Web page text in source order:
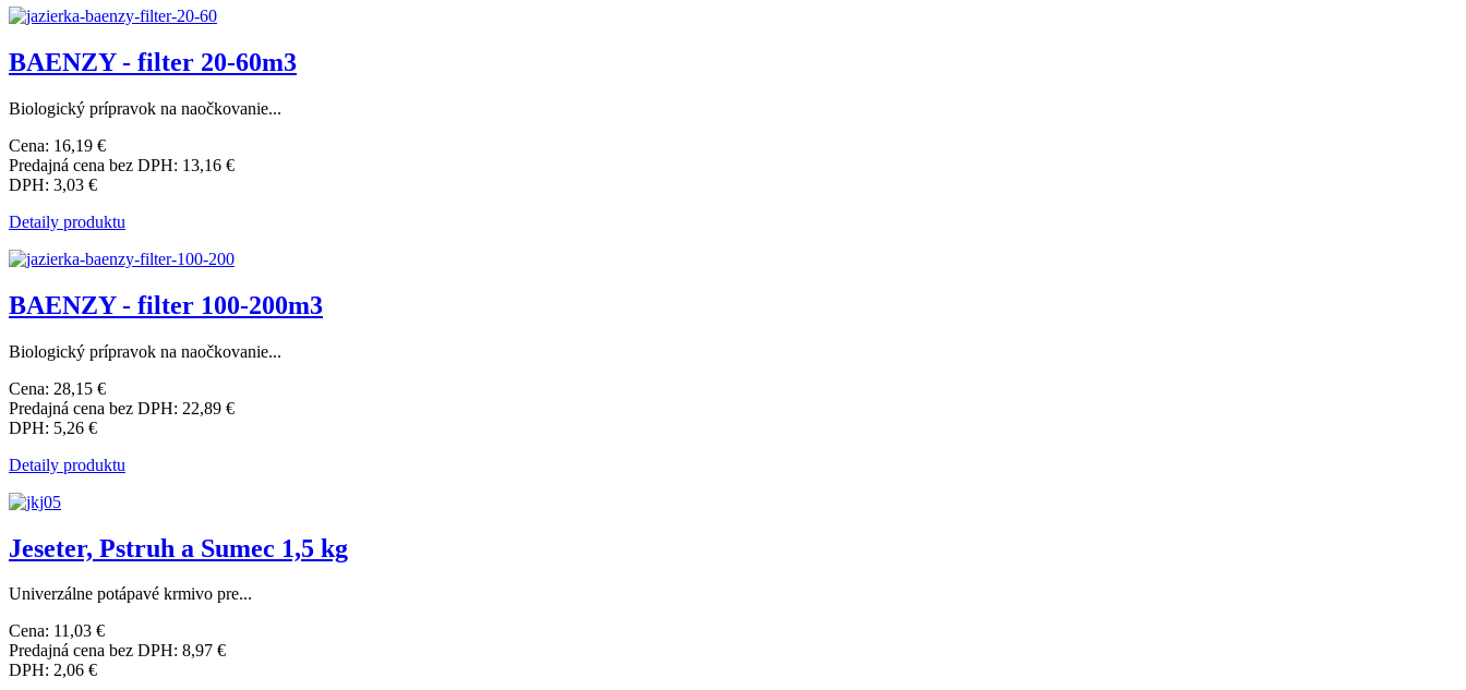
BAENZY - filter 20-60m3
Biologický prípravok na naočkovanie...
Cena: 16,19 €
Predajná cena bez DPH: 13,16 €
DPH: 3,03 €
Detaily produktu
BAENZY - filter 100-200m3
Biologický prípravok na naočkovanie...
Cena: 28,15 €
Predajná cena bez DPH: 22,89 €
DPH: 5,26 €
Detaily produktu
Jeseter, Pstruh a Sumec 1,5 kg
Univerzálne potápavé krmivo pre...
Cena: 11,03 €
Predajná cena bez DPH: 8,97 €
DPH: 2,06 €